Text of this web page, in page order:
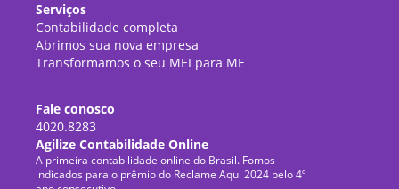
Serviços
Contabilidade completa
Abrimos sua nova empresa
Transformamos o seu MEI para ME
Fale conosco
4020.8283
Agilize Contabilidade Online
A primeira contabilidade online do Brasil. Fomos
indicados para o prêmio do Reclame Aqui 2024 pelo 4º